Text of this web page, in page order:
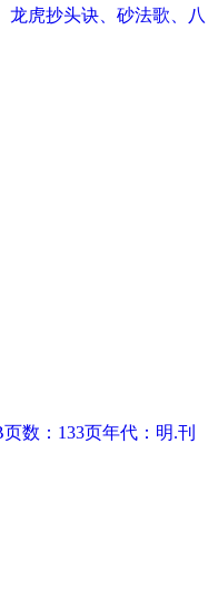
龙虎抄头诀、砂法歌、八
数：133页年代：明.刊